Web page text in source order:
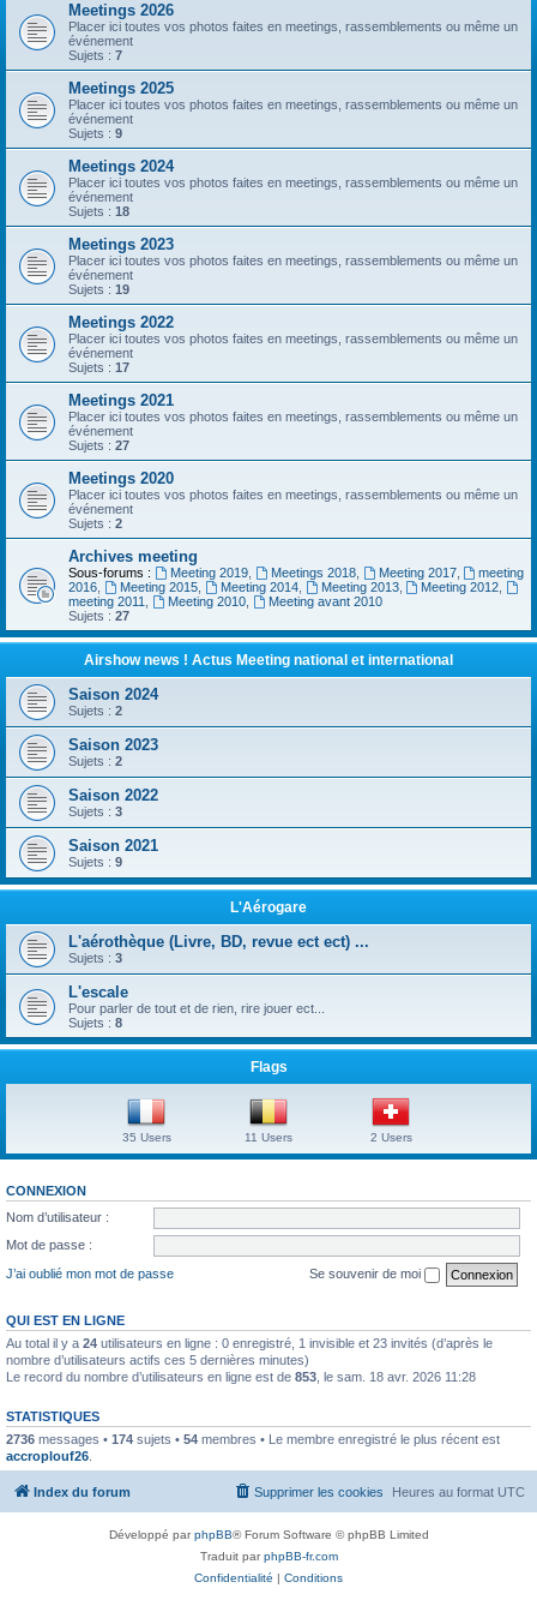
Meetings 2026
Placer ici toutes vos photos faites en meetings, rassemblements ou même un
événement
Sujets : 7
Meetings 2025
Placer ici toutes vos photos faites en meetings, rassemblements ou même un
événement
Sujets : 9
Meetings 2024
Placer ici toutes vos photos faites en meetings, rassemblements ou même un
événement
Sujets : 18
Meetings 2023
Placer ici toutes vos photos faites en meetings, rassemblements ou même un
événement
Sujets : 19
Meetings 2022
Placer ici toutes vos photos faites en meetings, rassemblements ou même un
événement
Sujets : 17
Meetings 2021
Placer ici toutes vos photos faites en meetings, rassemblements ou même un
événement
Sujets : 27
Meetings 2020
Placer ici toutes vos photos faites en meetings, rassemblements ou même un
événement
Sujets : 2
Archives meeting
Sous-forums : Meeting 2019, Meetings 2018, Meeting 2017,
meeting
2016
Meeting 2015, Meeting 2014, Meeting 2013, Meeting 2012
meeting 2011
Meeting 2010,
Meeting avant 2010
Sujets : 27
Airshow news ! Actus Meeting national et international
Saison 2024
Sujets : 2
Saison 2023
Sujets : 2
Saison 2022
Sujets : 3
Saison 2021
Sujets : 9
L'Aérogare
L'aérothèque (Livre, BD, revue ect ect) ...
Sujets : 3
L'escale
Pour parler de tout et de rien, rire jouer ect...
Sujets : 8
Flags
35 Users 11 Users 2 Users
CONNEXION
Nom d’utilisateur :
Mot de passe :
J’ai oublié mon mot de passe
Se souvenir de moi
QUI EST EN LIGNE
Au total il y a 24 utilisateurs en ligne : 0 enregistré, 1 invisible et 23 invités (d’après le
nombre d’utilisateurs actifs ces 5 dernières minutes)
Le record du nombre d’utilisateurs en ligne est de 853 , le sam. 18 avr. 2026 11:28
STATISTIQUES
2736 messages • 174 sujets • 54 membres • Le membre enregistré le plus récent est
accroplouf26
Index du forum Heures au format UTC
Supprimer les cookies
Développé parphpBB® Forum Software © phpBB Limited
Traduit parphpBB-fr.com
Confidentialité | Conditions